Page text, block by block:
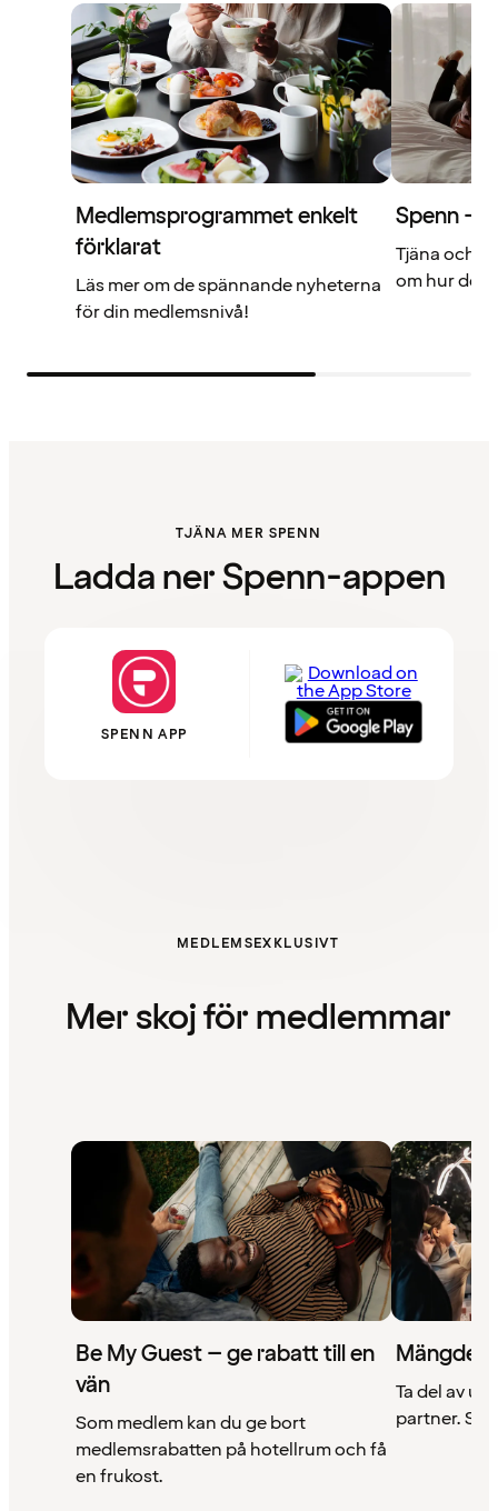
Medlemsprogrammet enkelt
förklarat
Läs mer om de spännande nyheterna
för din medlemsnivå!
Spenn –
Tjäna och
om hur det
TJÄNA MER SPENN
Ladda ner Spenn-appen
SPENN APP
MEDLEMSEXKLUSIVT
Mer skoj för medlemmar
Be My Guest – ge rabatt till en
vän
Som medlem kan du ge bort
medlemsrabatten på hotellrum och få
en frukost.
Mängder
Ta del av
partner. Se